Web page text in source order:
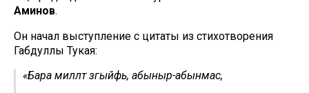
Аминов.
Он начал выступление с цитаты из стихотворения
Габдуллы Тукая:
«Бара милләт зәгыйфь, абыныр-абынмас,